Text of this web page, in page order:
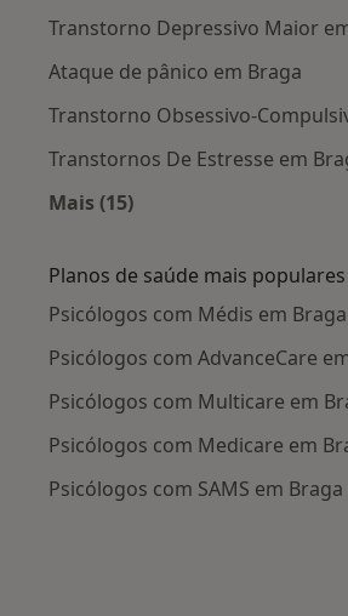
Transtorno Depressivo Maior
Ataque de pânico em Braga
Transtorno Obsessivo-
Transtornos De Estresse em
Mais (15)
Planos de saúde mais populares
Psicólogos com Médis em Braga
Psicólogos com AdvanceCare
Psicólogos com Multicare em
Psicólogos com Medicare em
Psicólogos com SAMS em Braga